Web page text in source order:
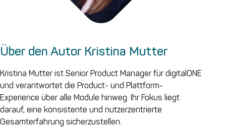
Über den Autor Kristina Mutter
Kristina Mutter ist Senior Product Manager für digitalONE
und verantwortet die Product- und Plattform-
Experience über alle Module hinweg. Ihr Fokus liegt
darauf, eine konsistente und nutzerzentrierte
Gesamterfahrung sicherzustellen.